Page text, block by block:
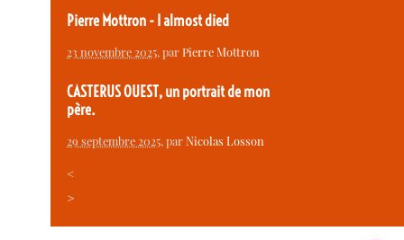
Pierre Mottron - I almost died
23 novembre 2025, parPierre Mottron
CASTERUS OUEST, un portrait de mon
père.
29 septembre 2025, parNicolas Losson
<
>